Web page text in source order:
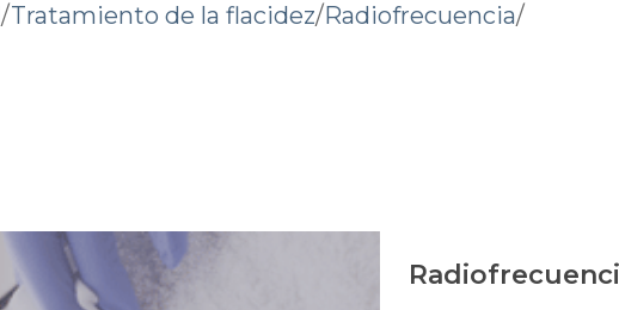
/Tratamiento de la flacidez/Radiofrecuencia/